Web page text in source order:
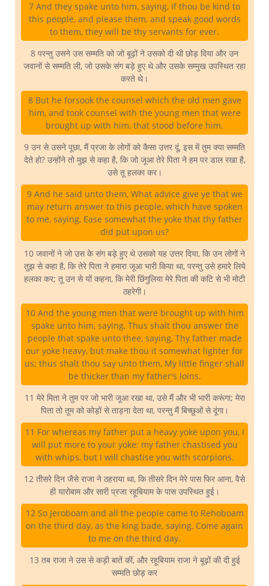
7 And they spake unto him, saying, If thou be kind to
this people, and please them, and speak good words
to them, they will be thy servants for ever.
8 परन्तु उसने उस सम्मति को जो बूढ़ों ने उसको दी थी छोड़ दिया और उन
जवानों से सम्मति ली, जो उसके संग बड़े हुए थे और उसके सम्मुख उपस्थित रहा
करते थे।
8 But he forsook the counsel which the old men gave
him, and took counsel with the young men that were
brought up with him, that stood before him.
9 उन से उसने पूछा, मैं प्रजा के लोगों को कैसा उत्तर दूं, इस में तुम क्या सम्मति
देते हो? उन्होंने तो मुझ से कहा है, कि जो जूआ तेरे पिता ने हम पर डाल रखा है,
उसे तू हलका कर।
9 And he said unto them, What advice give ye that we
may return answer to this people, which have spoken
to me, saying, Ease somewhat the yoke that thy father
did put upon us?
10 जवानों ने जो उस के संग बड़े हुए थे उसको यह उत्तर दिया, कि उन लोगों ने
तुझ से कहा है, कि तेरे पिता ने हमारा जूआ भारी किया था, परन्तु उसे हमारे लिये
हलका कर; तू उन से यों कहना, कि मेरी छिंगुलिया मेरे पिता की कटि से भी मोटी
ठहरेगी।
10 And the young men that were brought up with him
spake unto him, saying, Thus shalt thou answer the
people that spake unto thee, saying, Thy father made
our yoke heavy, but make thou it somewhat lighter for
us; thus shalt thou say unto them, My little finger shall
be thicker than my father's loins.
11 मेरे मिता ने तुम पर जो भारी जूआ रखा था, उसे मैं और भी भारी करूंगा; मेरा
पिता तो तूम को कोड़ों से ताड़ना देता था, परन्तु मैं बिच्छुओं से दूंगा।
11 For whereas my father put a heavy yoke upon you, I
will put more to your yoke: my father chastised you
with whips, but I will chastise you with scorpions.
12 तीसरे दिन जैसे राजा ने ठहराया था, कि तीसरे दिन मेरे पास फिर आना, वैसे
ही यारोबाम और सारी प्रजा रहूबियाम के पास उपस्थित हुई।
12 So Jeroboam and all the people came to Rehoboam
on the third day, as the king bade, saying, Come again
to me on the third day.
13 तब राजा ने उस से कड़ी बातें कीं, और रहूबियाम राजा ने बूढ़ों की दी हुई
सम्मति छोड़ कर